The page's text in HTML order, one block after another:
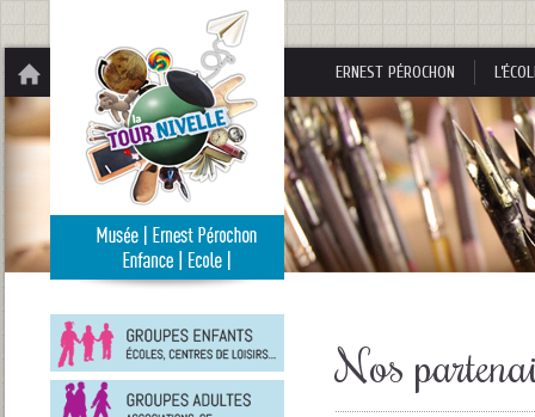
ERNEST PÉROCHON
GroupesNos